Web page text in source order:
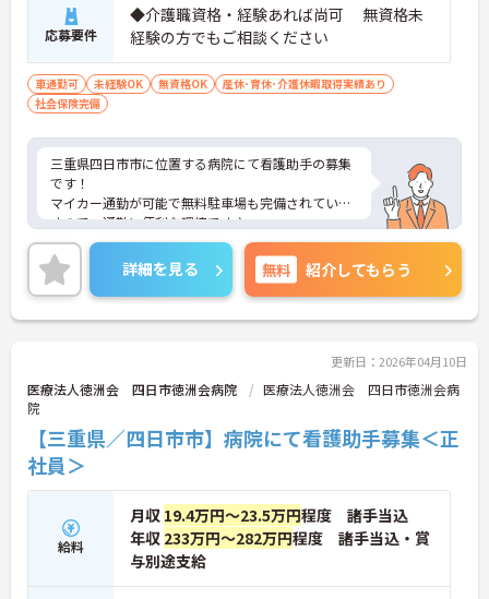
応募要件
◆介護職資格・経験あれば尚可 無資格未
経験の方でもご相談ください
車通勤可 未経験OK 無資格OK
産休･育休･介護休暇取得実績あり
社会保険完備
三重県四日市市に位置する病院にて看護助手の募集
です！
マイカー通勤が可能で無料駐車場も完備されていま
すので、通勤に便利な環境です♪
ご興味ある方には、面接対策ポイントなど、さらに
詳細をお話しいたしますのでお気軽にご相談くださ
い！
詳細を見る 無料 紹介してもらう
更新日：2026年04月10日
医療法人徳洲会 四日市徳洲会病院
医療法人徳洲会 四日市徳洲会病
院
【三重県／四日市市】病院にて看護助手募集＜正
社員＞
給料
月収 19.4万円～23.5万円程度 諸手当込
年収 233万円～282万円程度 諸手当込・賞
与別途支給